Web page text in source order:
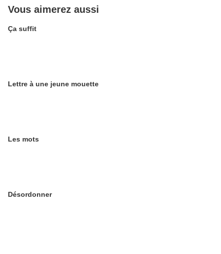
Vous aimerez aussi
Ça suffit
Lettre à une jeune mouette
Les mots
Désordonner